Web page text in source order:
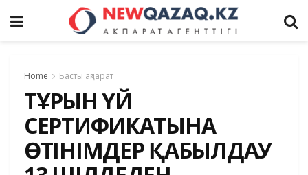
Home Басты ақпарат
ТҰРҒЫН ҮЙ
СЕРТИФИКАТЫНА
ӨТІНІМДЕР ҚАБЫЛДАУ